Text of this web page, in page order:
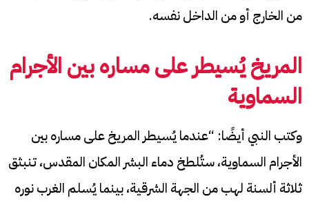
من الخارج أو من الداخل نفسه.
المريخ يُسيطر على مساره بين الأجرام
السماوية
وكتب النبي أيضًا: “عندما يُسيطر المريخ على مساره بين
الأجرام السماوية، ستُلطخ دماء البشر المكان المقدس، تنبثق
ثلاثة ألسنة لهب من الجهة الشرقية، بينما يُسلم الغرب نوره